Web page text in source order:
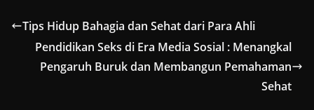
Tips Hidup Bahagia dan Sehat dari Para Ahli
Pendidikan Seks di Era Media Sosial : Menangkal
Pengaruh Buruk dan Membangun Pemahaman
Sehat